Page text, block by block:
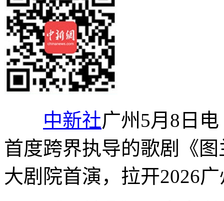
中新社广州5月8日
首度跨界执导的歌剧《
大剧院首演，拉开2026